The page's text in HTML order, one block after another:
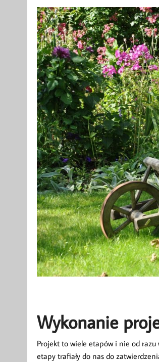
Wykonanie
Projekt to wiele etapów i nie od
etapy trafiały do nas do